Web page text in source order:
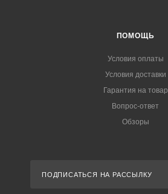
ПОМОЩЬ
Условия оплаты
Условия доставки
Гарантия на товар
Вопрос-ответ
Обзоры
ПОДПИСАТЬСЯ НА РАССЫЛКУ